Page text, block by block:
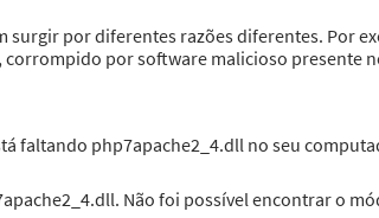
surgir por diferentes razões diferentes. Por
por software malicioso presente
faltando php7apache2_4.dll no seu
Não foi possível encontrar o